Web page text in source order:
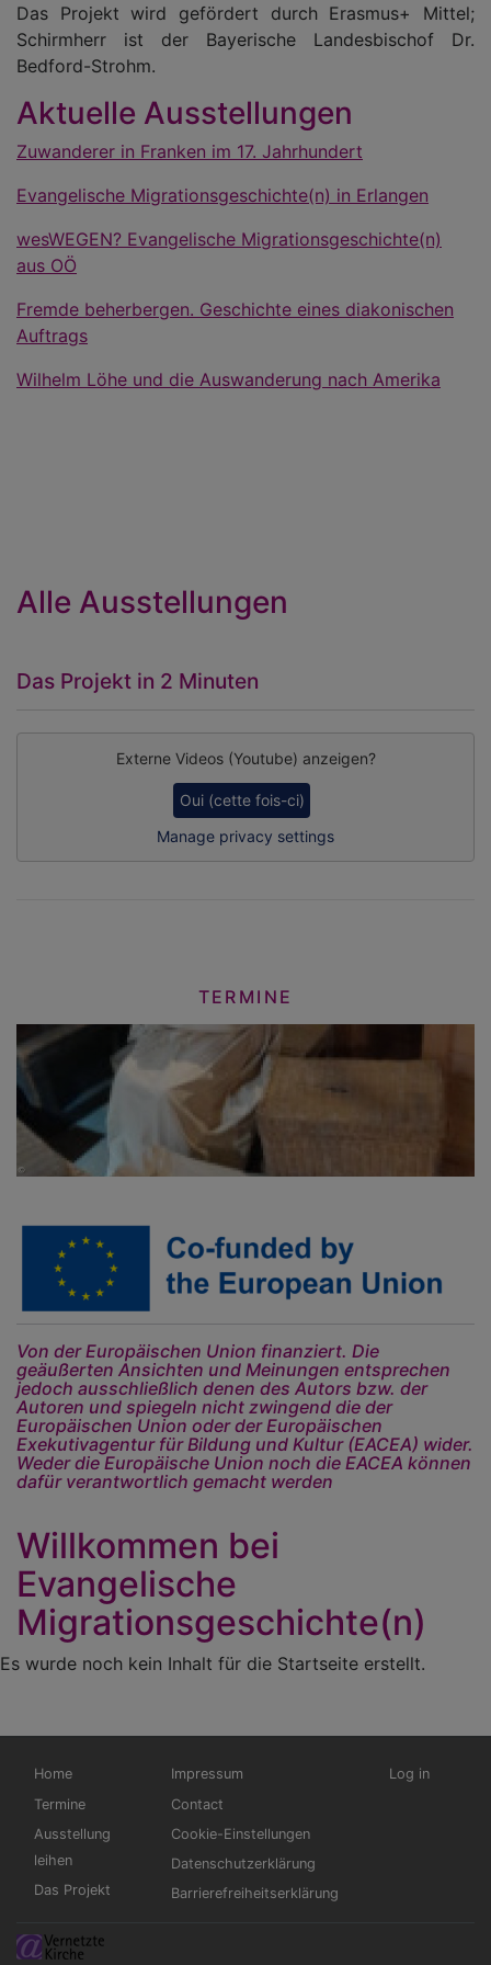
Das Projekt wird gefördert durch Erasmus+ Mittel;
Schirmherr ist der Bayerische Landesbischof Dr.
Bedford-Strohm.
Aktuelle Ausstellungen
Zuwanderer in Franken im 17. Jahrhundert
Evangelische Migrationsgeschichte(n) in Erlangen
wesWEGEN? Evangelische Migrationsgeschichte(n)
aus OÖ
Fremde beherbergen. Geschichte eines diakonischen
Auftrags
Wilhelm Löhe und die Auswanderung nach Amerika
Alle Ausstellungen
Das Projekt in 2 Minuten
Externe Videos (Youtube) anzeigen?
Oui (cette fois-ci)
Manage privacy settings
TERMINE
Von der Europäischen Union finanziert. Die
geäußerten Ansichten und Meinungen entsprechen
jedoch ausschließlich denen des Autors bzw. der
Autoren und spiegeln nicht zwingend die der
Europäischen Union oder der Europäischen
Exekutivagentur für Bildung und Kultur (EACEA) wider.
Weder die Europäische Union noch die EACEA können
dafür verantwortlich gemacht werden
Willkommen bei
Evangelische
Migrationsgeschichte(n)
Es wurde noch kein Inhalt für die Startseite erstellt.
Hauptnavigation
Home
Termine
Ausstellung
leihen
Das Projekt
Fußbereichsmenü
Impressum
Contact
Cookie-Einstellungen
Datenschutzerklärung
Barrierefreiheitserklärung
Log in